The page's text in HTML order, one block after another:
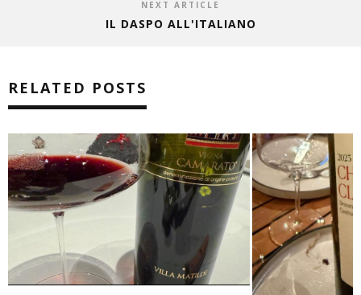
NEXT ARTICLE
IL DASPO ALL'ITALIANO
RELATED POSTS